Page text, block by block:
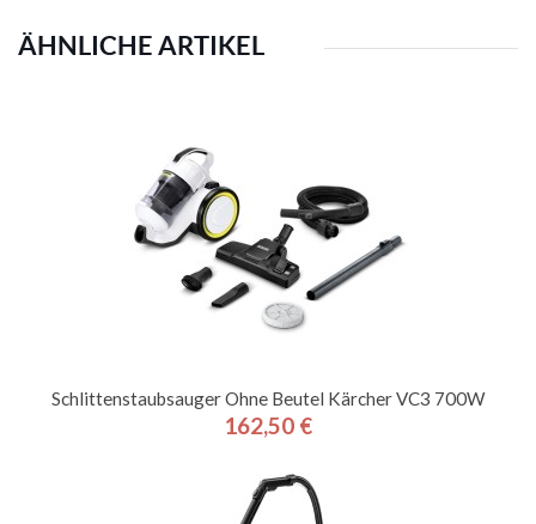
ÄHNLICHE ARTIKEL
Schlittenstaubsauger Ohne Beutel Kärcher VC3 700W
Preis
162,50 €